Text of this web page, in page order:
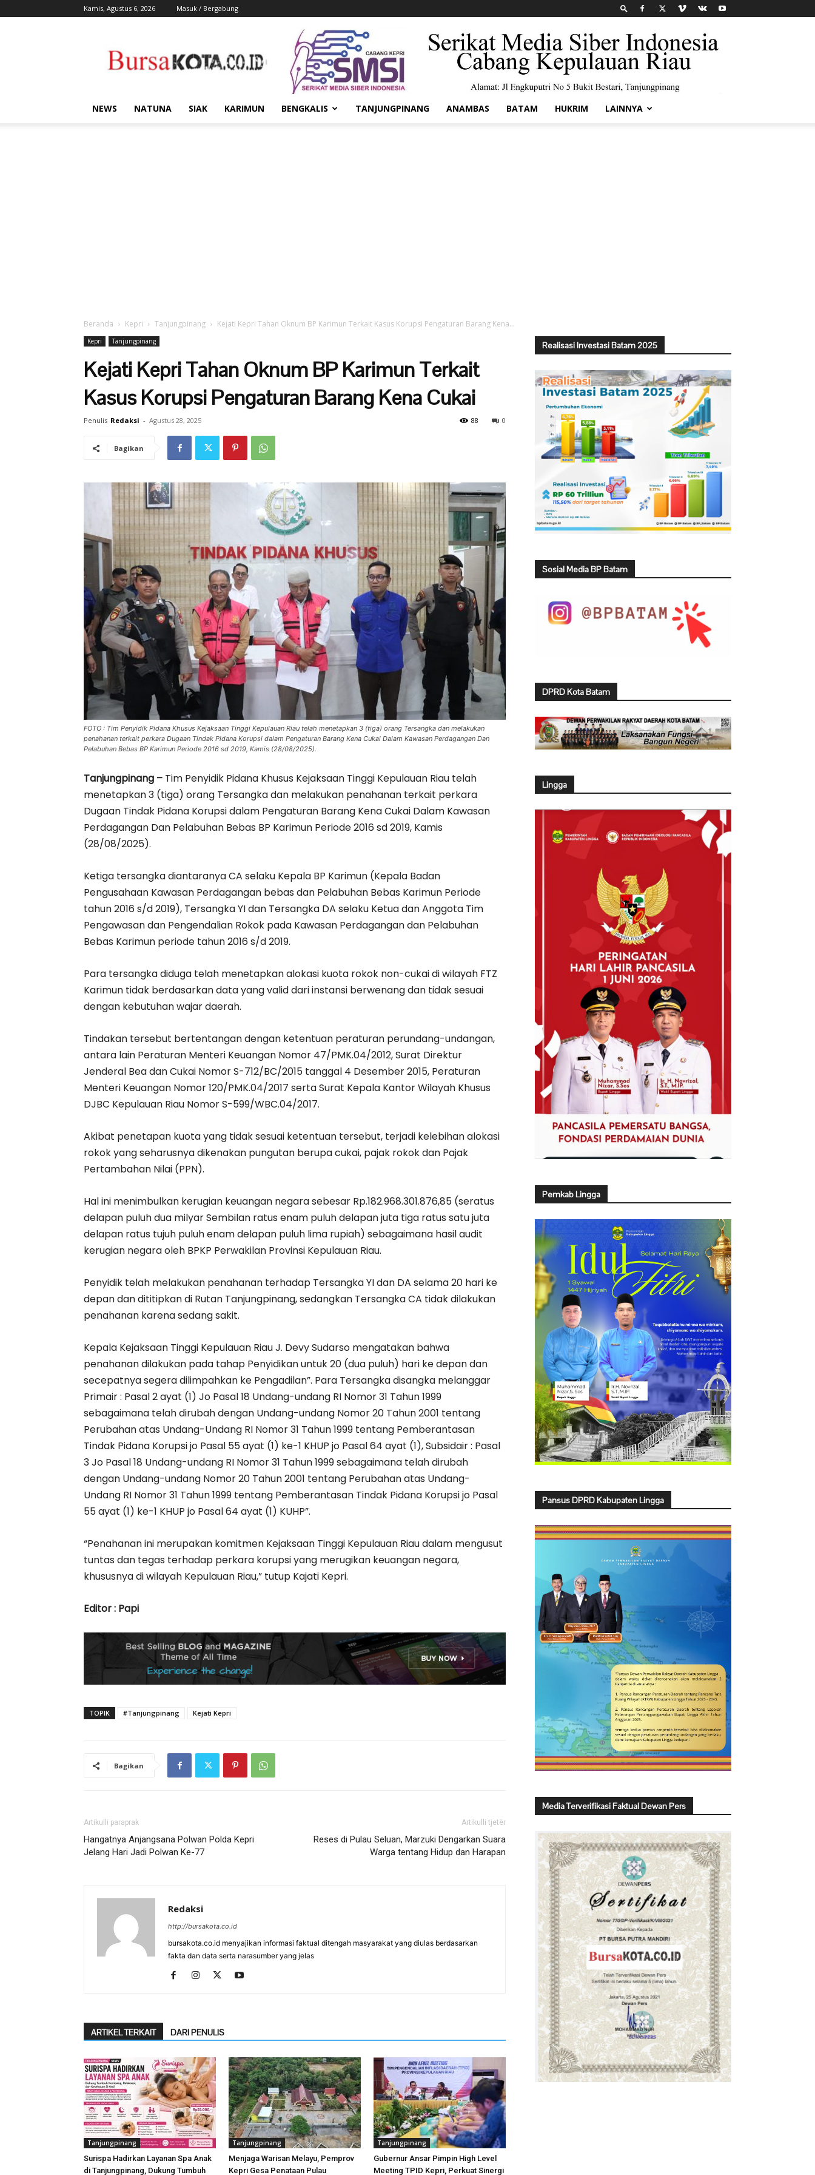
Kamis, Agustus 6, 2026 Masuk / Bergabung
Kota
NEWS NATUNA SIAK KARIMUN BENGKALIS TANJUNGPINANG ANAMBAS BATAM HUKRIM LAINNYA
Beranda Kepri Tanjungpinang Kejati Kepri Tahan Oknum BP Karimun Terkait Kasus Korupsi Pengaturan Barang Kena...
Kepri Tanjungpinang
Kejati Kepri Tahan Oknum BP Karimun Terkait
Kasus Korupsi Pengaturan Barang Kena Cukai
Penulis Redaksi - Agustus 28, 2025 0
88
Bagikan
FOTO : Tim Penyidik Pidana Khusus Kejaksaan Tinggi Kepulauan Riau telah menetapkan 3 (tiga) orang Tersangka dan melakukan
penahanan terkait perkara Dugaan Tindak Pidana Korupsi dalam Pengaturan Barang Kena Cukai Dalam Kawasan Perdagangan Dan
Pelabuhan Bebas BP Karimun Periode 2016 sd 2019, Kamis (28/08/2025).
Tanjungpinang – Tim Penyidik Pidana Khusus Kejaksaan Tinggi Kepulauan Riau telah
menetapkan 3 (tiga) orang Tersangka dan melakukan penahanan terkait perkara
Dugaan Tindak Pidana Korupsi dalam Pengaturan Barang Kena Cukai Dalam Kawasan
Perdagangan Dan Pelabuhan Bebas BP Karimun Periode 2016 sd 2019, Kamis
(28/08/2025).
Ketiga tersangka diantaranya CA selaku Kepala BP Karimun (Kepala Badan
Pengusahaan Kawasan Perdagangan bebas dan Pelabuhan Bebas Karimun Periode
tahun 2016 s/d 2019), Tersangka YI dan Tersangka DA selaku Ketua dan Anggota Tim
Pengawasan dan Pengendalian Rokok pada Kawasan Perdagangan dan Pelabuhan
Bebas Karimun periode tahun 2016 s/d 2019.
Para tersangka diduga telah menetapkan alokasi kuota rokok non-cukai di wilayah FTZ
Karimun tidak berdasarkan data yang valid dari instansi berwenang dan tidak sesuai
dengan kebutuhan wajar daerah.
Tindakan tersebut bertentangan dengan ketentuan peraturan perundang-undangan,
antara lain Peraturan Menteri Keuangan Nomor 47/PMK.04/2012, Surat Direktur
Jenderal Bea dan Cukai Nomor S-712/BC/2015 tanggal 4 Desember 2015, Peraturan
Menteri Keuangan Nomor 120/PMK.04/2017 serta Surat Kepala Kantor Wilayah Khusus
DJBC Kepulauan Riau Nomor S-599/WBC.04/2017.
Akibat penetapan kuota yang tidak sesuai ketentuan tersebut, terjadi kelebihan alokasi
rokok yang seharusnya dikenakan pungutan berupa cukai, pajak rokok dan Pajak
Pertambahan Nilai (PPN).
Hal ini menimbulkan kerugian keuangan negara sebesar Rp.182.968.301.876,85 (seratus
delapan puluh dua milyar Sembilan ratus enam puluh delapan juta tiga ratus satu juta
delapan ratus tujuh puluh enam delapan puluh lima rupiah) sebagaimana hasil audit
kerugian negara oleh BPKP Perwakilan Provinsi Kepulauan Riau.
Penyidik telah melakukan penahanan terhadap Tersangka YI dan DA selama 20 hari ke
depan dan dititipkan di Rutan Tanjungpinang, sedangkan Tersangka CA tidak dilakukan
penahanan karena sedang sakit.
Kepala Kejaksaan Tinggi Kepulauan Riau J. Devy Sudarso mengatakan bahwa
penahanan dilakukan pada tahap Penyidikan untuk 20 (dua puluh) hari ke depan dan
secepatnya segera dilimpahkan ke Pengadilan”. Para Tersangka disangka melanggar
Primair : Pasal 2 ayat (1) Jo Pasal 18 Undang-undang RI Nomor 31 Tahun 1999
sebagaimana telah dirubah dengan Undang-undang Nomor 20 Tahun 2001 tentang
Perubahan atas Undang-Undang RI Nomor 31 Tahun 1999 tentang Pemberantasan
Tindak Pidana Korupsi jo Pasal 55 ayat (1) ke-1 KHUP jo Pasal 64 ayat (1), Subsidair : Pasal
3 Jo Pasal 18 Undang-undang RI Nomor 31 Tahun 1999 sebagaimana telah dirubah
dengan Undang-undang Nomor 20 Tahun 2001 tentang Perubahan atas Undang-
Undang RI Nomor 31 Tahun 1999 tentang Pemberantasan Tindak Pidana Korupsi jo Pasal
55 ayat (1) ke-1 KHUP jo Pasal 64 ayat (1) KUHP”.
“Penahanan ini merupakan komitmen Kejaksaan Tinggi Kepulauan Riau dalam mengusut
tuntas dan tegas terhadap perkara korupsi yang merugikan keuangan negara,
khususnya di wilayah Kepulauan Riau,” tutup Kajati Kepri.
Editor : Papi
TOPIK #Tanjungpinang Kejati Kepri
Bagikan
Artikulli paraprak
Hangatnya Anjangsana Polwan Polda Kepri
Jelang Hari Jadi Polwan Ke-77
Artikulli tjetër
Reses di Pulau Seluan, Marzuki Dengarkan Suara
Warga tentang Hidup dan Harapan
Redaksi
http://bursakota.co.id
bursakota.co.id menyajikan informasi faktual ditengah masyarakat yang diulas berdasarkan
fakta dan data serta narasumber yang jelas
ARTIKEL TERKAIT DARI PENULIS
Tanjungpinang
Surispa Hadirkan Layanan Spa Anak
di Tanjungpinang, Dukung Tumbuh
Tanjungpinang
Menjaga Warisan Melayu, Pemprov
Kepri Gesa Penataan Pulau
Tanjungpinang
Gubernur Ansar Pimpin High Level
Meeting TPID Kepri, Perkuat Sinergi
Realisasi Investasi Batam 2025
Sosial Media BP Batam
DPRD Kota Batam
Lingga
Pemkab Lingga
Pansus DPRD Kabupaten Lingga
Media Terverifikasi Faktual Dewan Pers